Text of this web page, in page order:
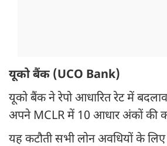
यूको बैंक (UCO Bank)
यूको बैंक ने रेपो आधारित रेट में
अपने MCLR में 10 आधार अंकों की
यह कटौती सभी लोन अवधियों के